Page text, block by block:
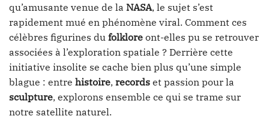
qu’amusante venue de la NASA, le sujet s’est
rapidement mué en phénomène viral. Comment ces
célèbres figurines du folklore ont-elles pu se retrouver
associées à l’exploration spatiale ? Derrière cette
initiative insolite se cache bien plus qu’une simple
blague : entre histoire, records et passion pour la
sculpture, explorons ensemble ce qui se trame sur
notre satellite naturel.